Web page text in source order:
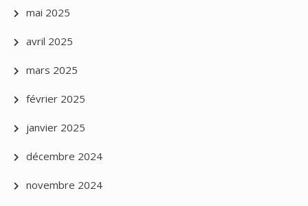
mai 2025
avril 2025
mars 2025
février 2025
janvier 2025
décembre 2024
novembre 2024